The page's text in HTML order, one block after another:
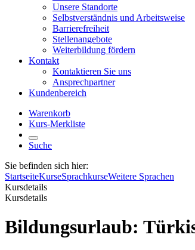
Unsere Standorte
Selbstverständnis und Arbeitsweise
Barrierefreiheit
Stellenangebote
Weiterbildung fördern
Kontakt
Kontaktieren Sie uns
Ansprechpartner
Kundenbereich
Warenkorb
Kurs-Merkliste
Suche
Sie befinden sich hier:
StartseiteKurseSprachkurseWeitere Sprachen
Kursdetails
Kursdetails
Bildungsurlaub: